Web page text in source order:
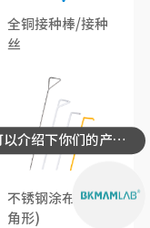
全铜接种棒/接种
丝
不锈钢涂布棒(三
角形)
可以介绍下你们的产品么？